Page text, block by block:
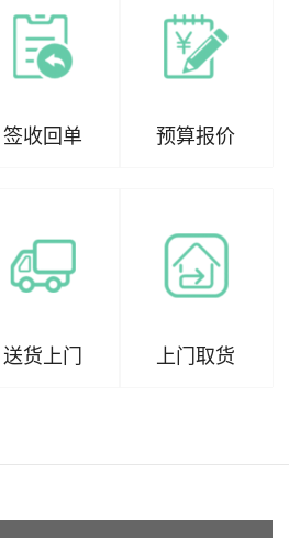
签收回单 预算报价
送货上门 上门取货